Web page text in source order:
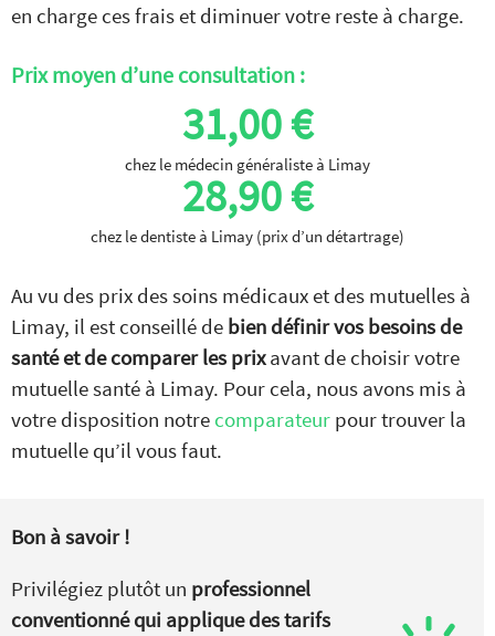
en charge ces frais et diminuer votre reste à charge.
Prix moyen d’une consultation :
31,00 €
chez le médecin généraliste à Limay
28,90 €
chez le dentiste à Limay (prix d’un détartrage)
Au vu des prix des soins médicaux et des mutuelles à
Limay, il est conseillé de bien définir vos besoins de
santé et de comparer les prixavant de choisir votre
mutuelle santé à Limay. Pour cela, nous avons mis à
votre disposition notre comparateur pour trouver la
mutuelle qu’il vous faut.
Bon à savoir !
Privilégiez plutôt un professionnel
conventionné qui applique des tarifs